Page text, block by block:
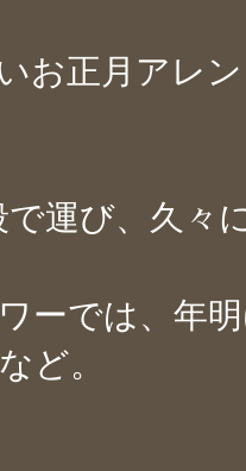
お正月アレ
で運び、久々
ーでは、年
ど。